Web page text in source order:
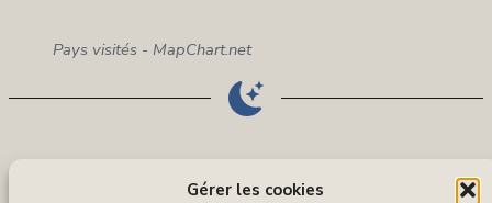
Gérer les cookies
Pays visités - MapChart.net
Voie lactée sous le ciel sénégalais